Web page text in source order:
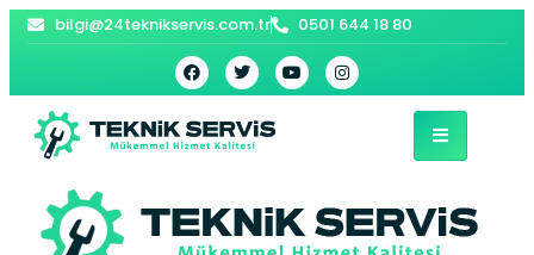
bilgi@24teknikservis.com.tr 0501 644 18 80